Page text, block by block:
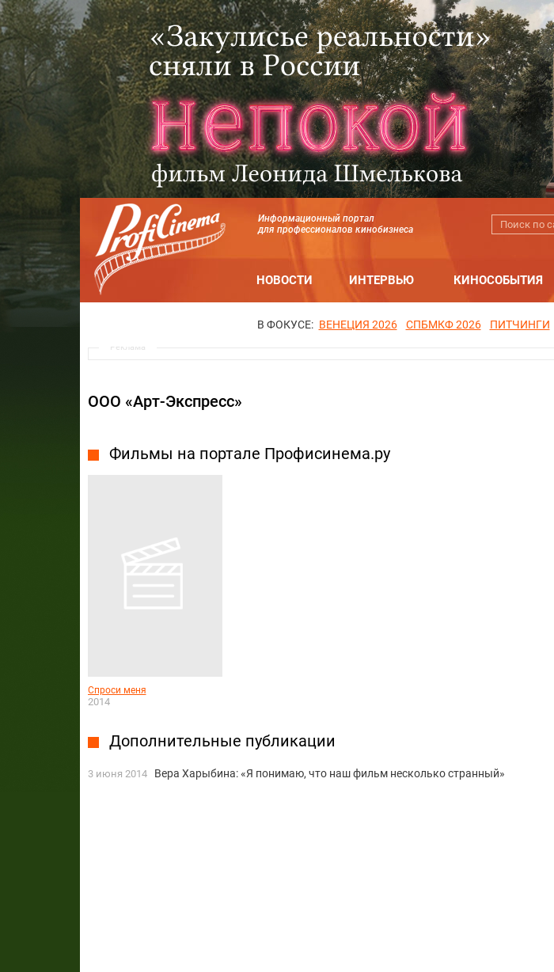
Информационный портал
для профессионалов кинобизнеса
НОВОСТИ ИНТЕРВЬЮ КИНОСОБЫТИЯ
В ФОКУСЕ: ВЕНЕЦИЯ 2026 СПБМКФ 2026 ПИТЧИНГИ
Реклама
ООО «Арт-Экспресс»
Фильмы на портале Профисинема.ру
Спроси меня
2014
Дополнительные публикации
3 июня 2014 Вера Харыбина: «Я понимаю, что наш фильм несколько странный»